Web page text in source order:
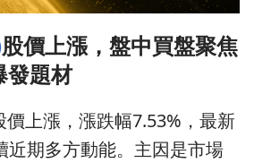
股價上漲，盤中買盤聚焦
發題材
價上漲，漲跌幅7.53%，最新
近期多方動能。主因是市場